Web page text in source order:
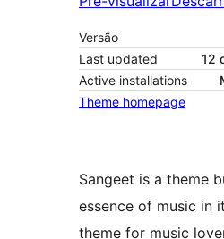
Versão
Last updated
12
Active installations
Theme homepage
Sangeet is a theme
essence of music in
theme for music